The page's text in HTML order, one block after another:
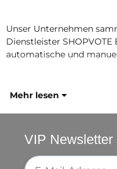
Unser Unternehmen
Dienstleister SHOPVOTE
automatische und
Mehr lesen
VIP Newsletter
Newsletter-